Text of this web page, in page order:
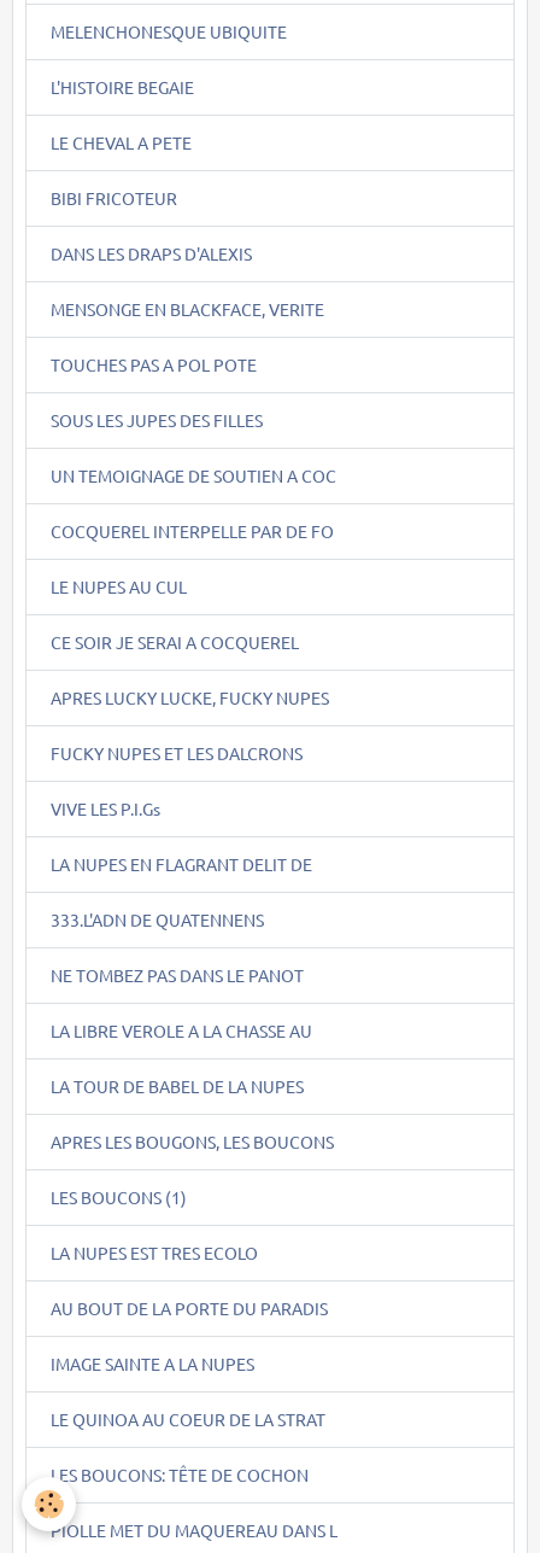
MELENCHONESQUE UBIQUITE
L'HISTOIRE BEGAIE
LE CHEVAL A PETE
BIBI FRICOTEUR
DANS LES DRAPS D'ALEXIS
MENSONGE EN BLACKFACE, VERITE
TOUCHES PAS A POL POTE
SOUS LES JUPES DES FILLES
UN TEMOIGNAGE DE SOUTIEN A COC
COCQUEREL INTERPELLE PAR DE FO
LE NUPES AU CUL
CE SOIR JE SERAI A COCQUEREL
APRES LUCKY LUCKE, FUCKY NUPES
FUCKY NUPES ET LES DALCRONS
VIVE LES P.I.Gs
LA NUPES EN FLAGRANT DELIT DE
333.L'ADN DE QUATENNENS
NE TOMBEZ PAS DANS LE PANOT
LA LIBRE VEROLE A LA CHASSE AU
LA TOUR DE BABEL DE LA NUPES
APRES LES BOUGONS, LES BOUCONS
LES BOUCONS (1)
LA NUPES EST TRES ECOLO
AU BOUT DE LA PORTE DU PARADIS
IMAGE SAINTE A LA NUPES
LE QUINOA AU COEUR DE LA STRAT
LES BOUCONS: TÊTE DE COCHON
PIOLLE MET DU MAQUEREAU DANS L